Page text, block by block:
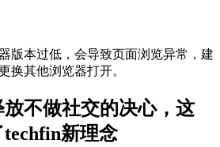
版本过低，会导致页面浏览异常，建
换其他浏览器打开。
不做社交的决心，这
新理念